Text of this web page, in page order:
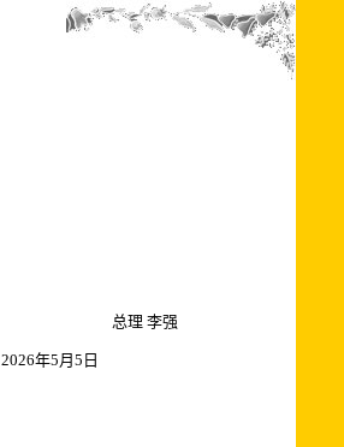
总理 李强
2026年5月5日